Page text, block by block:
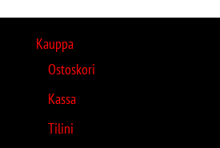
Kauppa
Ostoskori
Kassa
Tilini